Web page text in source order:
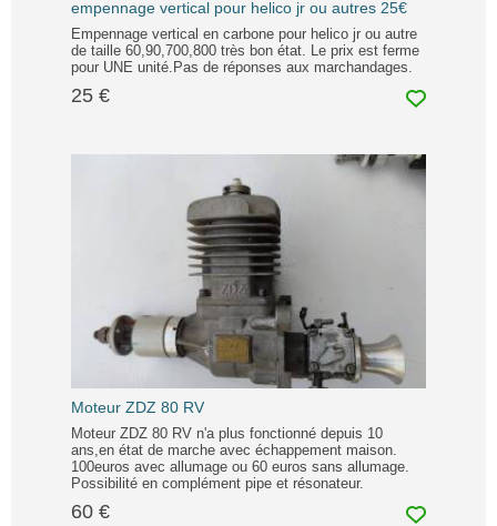
empennage vertical pour helico jr ou autres 25€
Empennage vertical en carbone pour helico jr ou autre
de taille 60,90,700,800 très bon état. Le prix est ferme
pour UNE unité.Pas de réponses aux marchandages.
25 €
Moteur ZDZ 80 RV
Moteur ZDZ 80 RV n'a plus fonctionné depuis 10
ans,en état de marche avec échappement maison.
100euros avec allumage ou 60 euros sans allumage.
Possibilité en complément pipe et résonateur.
60 €